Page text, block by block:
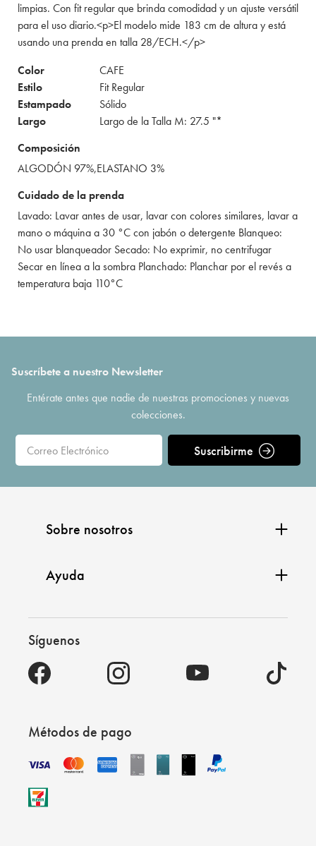
limpias. Con fit regular que brinda comodidad y un ajuste versátil
para el uso diario.<p>El modelo mide 183 cm de altura y está
usando una prenda en talla 28/ECH.</p>
Color
CAFE
Estilo
Fit Regular
Estampado
Sólido
Largo
Largo de la Talla M: 27.5 "*
Composición
ALGODÓN 97%,ELASTANO 3%
Cuidado de la prenda
Lavado: Lavar antes de usar, lavar con colores similares, lavar a
mano o máquina a 30 °C con jabón o detergente Blanqueo:
No usar blanqueador Secado: No exprimir, no centrifugar
Secar en línea a la sombra Planchado: Planchar por el revés a
temperatura baja 110°C
Suscríbete a nuestro Newsletter
Entérate antes que nadie de nuestras promociones y nuevas
colecciones.
Suscribirme
Sobre nosotros
Ayuda
Síguenos
Métodos de pago